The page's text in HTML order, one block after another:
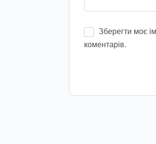
Зберегти моє
коментарів.